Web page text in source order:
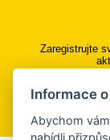
Zaregistrujte
Informace
Abychom